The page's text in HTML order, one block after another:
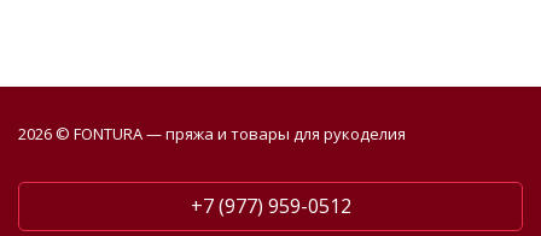
2026 © FONTURA — пряжа и товары для рукоделия
+7 (977) 959-0512